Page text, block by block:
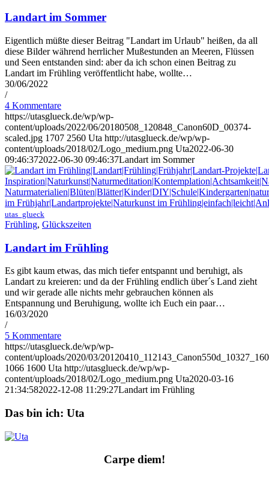
Landart im Sommer
Eigentlich müßte dieser Beitrag "Landart im Urlaub" heißen, da all
diese Bilder während herrlicher Mußestunden an Meeren, Flüssen
und Seen entstanden sind: aber da ich schon einen Beitrag zu
Landart im Frühling veröffentlicht habe, wollte…
30/06/2022
/
4 Kommentare
https://utasglueck.de/wp/wp-
content/uploads/2022/06/20180508_120848_Canon60D_00374-
scaled.jpg 1707 2560 Uta http://utasglueck.de/wp/wp-
content/uploads/2018/02/Logo_medium.png Uta2022-06-30
09:46:372022-06-30 09:46:37Landart im Sommer
utas_glueck
Frühling, Glückszeiten
Landart im Frühling
Es gibt kaum etwas, das mich tiefer entspannt und beruhigt, als
Landart zu kreieren: und da der Frühling endlich über´s Land zieht
und wir gerade alle nichts mehr gebrauchen können als
Entspannung und Beruhigung, wollte ich Euch ein paar…
16/03/2020
/
5 Kommentare
https://utasglueck.de/wp/wp-
content/uploads/2020/03/
1066 1600 Uta http://utasglueck.de/wp/wp-
content/uploads/2018/02/Logo_medium.png Uta2020-03-16
21:34:582022-12-08 11:29:27Landart im Frühling
Das bin ich: Uta
Carpe diem!